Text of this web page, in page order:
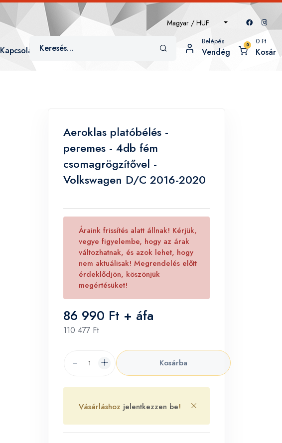
Magyar / HUF
Kapcsolat
Belépés
Vendég
0 0 Ft
Kosár
Aeroklas platóbélés -
peremes - 4db fém
csomagrögzítővel -
Volkswagen D/C 2016-2020
Áraink frissítés alatt állnak! Kérjük,
vegye figyelembe, hogy az árak
változhatnak, és azok lehet, hogy
nem aktuálisak! Megrendelés előtt
érdeklődjön, köszönjük
megértésüket!
86 990 Ft + áfa
110 477 Ft
Kosárba
Vásárláshoz jelentkezzen be!